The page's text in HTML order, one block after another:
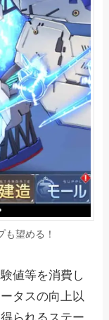
望める！
値等を消費し
タスの向上以
られるステー